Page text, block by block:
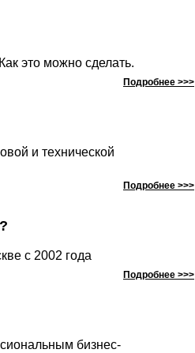
это можно сделать.
Подробнее >>>
и технической
Подробнее >>>
с 2002 года
Подробнее >>>
бизнес-